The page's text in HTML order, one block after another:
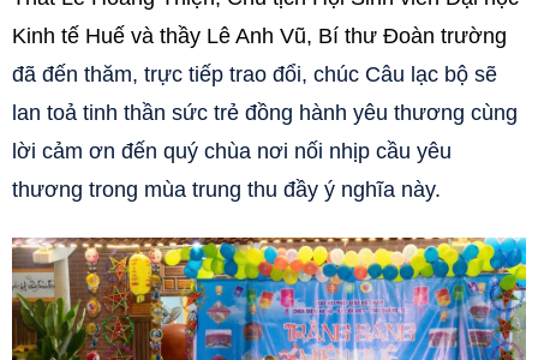
Kinh tế Huế và thầy Lê Anh Vũ, Bí thư Đoàn trường
đã đến thăm, trực tiếp trao đổi, chúc Câu lạc bộ sẽ
lan toả tinh thần sức trẻ đồng hành yêu thương cùng
lời cảm ơn đến quý chùa nơi nối nhịp cầu yêu
thương trong mùa trung thu đầy ý nghĩa này.